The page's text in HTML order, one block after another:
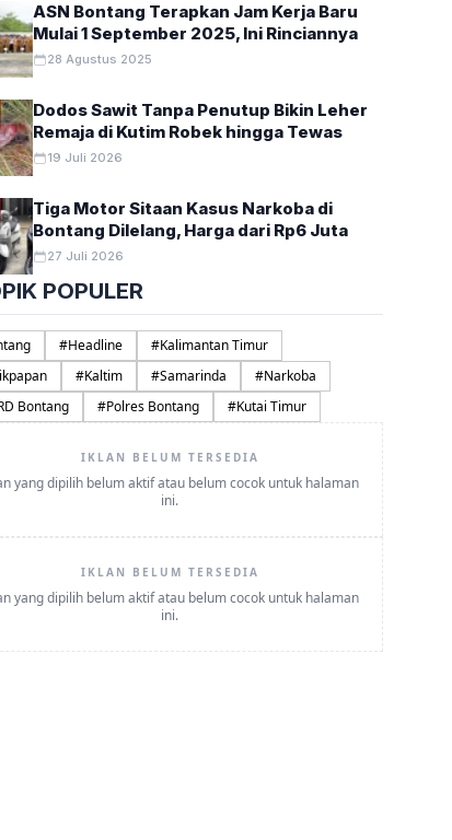
ASN Bontang Terapkan Jam Kerja Baru
Mulai 1 September 2025, Ini Rinciannya
28 Agustus 2025
Dodos Sawit Tanpa Penutup Bikin Leher
Remaja di Kutim Robek hingga Tewas
19 Juli 2026
Tiga Motor Sitaan Kasus Narkoba di
Bontang Dilelang, Harga dari Rp6 Juta
27 Juli 2026
POPULER
#Headline #Kalimantan Timur
#Kaltim #Samarinda #Narkoba
Bontang #Polres Bontang #Kutai Timur
IKLAN BELUM TERSEDIA
yang dipilih belum aktif atau belum cocok untuk halaman
ini.
IKLAN BELUM TERSEDIA
yang dipilih belum aktif atau belum cocok untuk halaman
ini.